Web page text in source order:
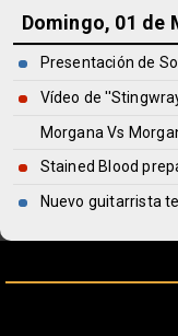
Domingo, 01 de
Presentación de
Vídeo de
Morgana Vs
Stained Blood
Nuevo guitarrista